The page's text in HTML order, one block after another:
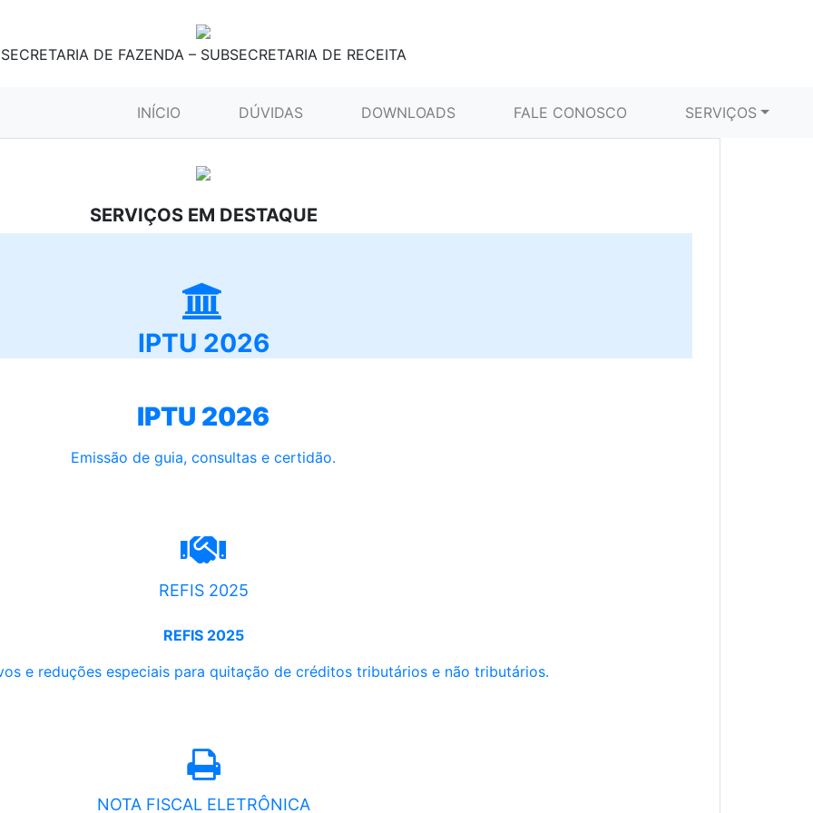
SECRETARIA DE FAZENDA – SUBSECRETARIA DE RECEITA
INÍCIO (CURRENT)DÚVIDAS DOWNLOADS FALE CONOSCO SERVIÇOS
SERVIÇOS EM DESTAQUE
IPTU 2026
IPTU 2026
Emissão de guia, consultas e certidão.
REFIS 2025
REFIS 2025
e reduções especiais para quitação de créditos tributários e não tributários.
NOTA FISCAL ELETRÔNICA